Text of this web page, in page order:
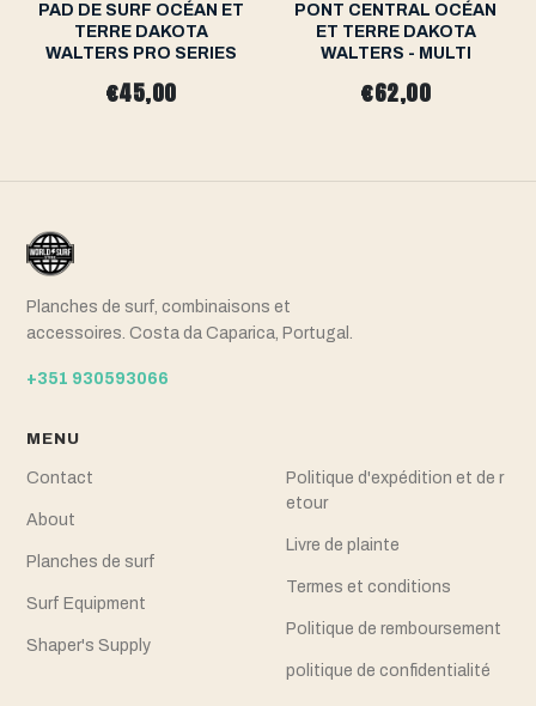
PAD DE SURF OCÉAN ET
TERRE DAKOTA
WALTERS PRO SERIES
€45,00
PONT CENTRAL OCÉAN
ET TERRE DAKOTA
WALTERS - MULTI
€62,00
Planches de surf, combinaisons et
accessoires. Costa da Caparica, Portugal.
+351 930593066
MENU
Contact
About
Planches de surf
Surf Equipment
Shaper's Supply
Politique d'expédition et de r
etour
Livre de plainte
Termes et conditions
Politique de remboursement
politique de confidentialité